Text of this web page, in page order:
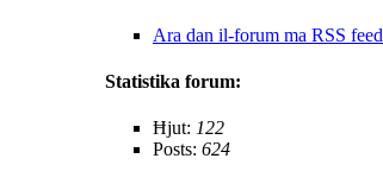
Ara dan il-forum ma RSS feed
Statistika forum:
Ħjut: 122
Posts: 624